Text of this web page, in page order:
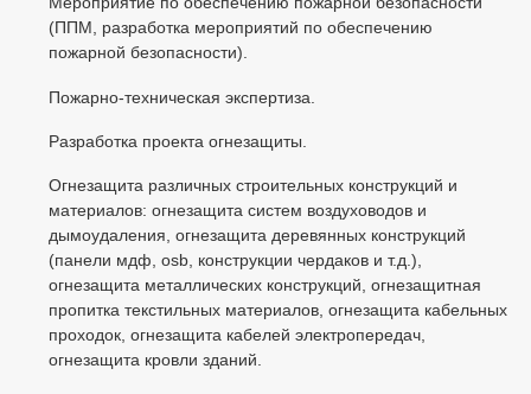
(ППМ, разработка мероприятий по обеспечению
пожарной безопасности).
Пожарно-техническая экспертиза.
Разработка проекта огнезащиты.
Огнезащита различных строительных конструкций и
материалов: огнезащита систем воздуховодов и
дымоудаления, огнезащита деревянных конструкций
(панели мдф, osb, конструкции чердаков и т.д.),
огнезащита металлических конструкций, огнезащитная
пропитка текстильных материалов, огнезащита кабельных
проходок, огнезащита кабелей электропередач,
огнезащита кровли зданий.